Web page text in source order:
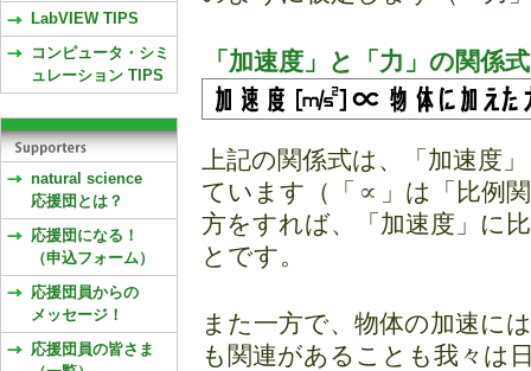
「加速度」と「力」の関係式
上記の関係式は、「加速度
ています（「∝」は「比例
方をすれば、「加速度」に
とです。
また一方で、物体の加速に
も関連があることも我々は
LabVIEW TIPS
コンピュータ・シミ
ュレーション TIPS
natural science
応援団とは？
応援団になる！
（申込フォーム）
応援団員からの
メッセージ！
応援団員の皆さま